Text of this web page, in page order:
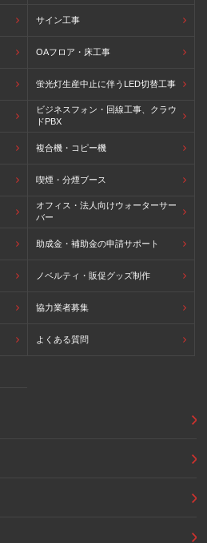
サイン工事
OAフロア・床工事
蛍光灯生産中止に伴うLED切替工事
ビジネスフォン・回線工事、クラウ
ドPBX
複合機・コピー機
喫煙・分煙ブース
オフィス・法人向けウォーターサー
バー
助成金・補助金の申請サポート
ノベルティ・販促グッズ制作
協力業者募集
よくある質問